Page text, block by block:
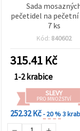
Sada
pečetidel na pečetní
7 ks
Kód: 840602
315.41 Kč
1-2 krabice
SLEVY
PRO MNOŽSTVÍ
252.32 Kč- 20 %3